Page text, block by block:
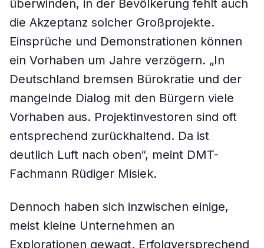
überwinden, in der Bevölkerung fehlt auch
die Akzeptanz solcher Großprojekte.
Einsprüche und Demonstrationen können
ein Vorhaben um Jahre verzögern. „In
Deutschland bremsen Bürokratie und der
mangelnde Dialog mit den Bürgern viele
Vorhaben aus. Projektinvestoren sind oft
entsprechend zurückhaltend. Da ist
deutlich Luft nach oben“, meint DMT-
Fachmann Rüdiger Misiek.
Dennoch haben sich inzwischen einige,
meist kleine Unternehmen an
Explorationen gewagt. Erfolgversprechend